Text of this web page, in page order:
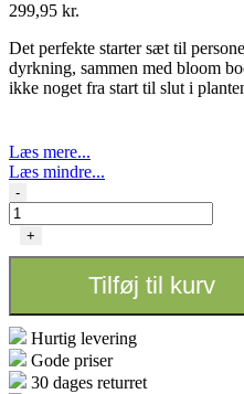
299,95 kr.
Det perfekte starter sæt til
dyrkning, sammen med bloom
ikke noget fra start til slut i
Læs mere...
Læs mindre...
Pro
Organic
Trypack
+
TrikoLogic
0,5L
antal
-
+
Tilføj til kurv
Hurtig levering
Gode priser
30 dages returret